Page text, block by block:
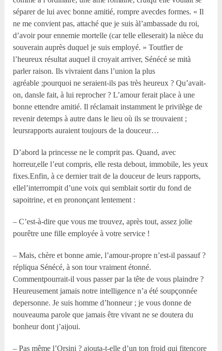
séparer de lui avec bonne amitié, rompre avecdes formes. « Il
ne me convient pas, attaché que je suis àl’ambassade du roi,
d’avoir pour ennemie mortelle (car telle elleserait) la nièce du
souverain auprès duquel je suis employé. » Toutfier de
l’heureux résultat auquel il croyait arriver, Sénécé se mità
parler raison. Ils vivraient dans l’union la plus
agréable ;pourquoi ne seraient-ils pas très heureux ? Qu’avait-
on, dansle fait, à lui reprocher ? L’amour ferait place à une
bonne ettendre amitié. Il réclamait instamment le privilège de
revenir detemps à autre dans le lieu où ils se trouvaient ;
leursrapports auraient toujours de la douceur…
D’abord la princesse ne le comprit pas. Quand, avec
horreur,elle l’eut compris, elle resta debout, immobile, les yeux
fixes.Enfin, à ce dernier trait de la douceur de leurs rapports,
ellel’interrompit d’une voix qui semblait sortir du fond de
sapoitrine, et en prononçant lentement :
– C’est-à-dire que vous me trouvez, après tout, assez jolie
pourêtre une fille employée à votre service !
– Mais, chère et bonne amie, l’amour-propre n’est-il passauf ?
répliqua Sénécé, à son tour vraiment étonné.
Commentpourrait-il vous passer par la tête de vous plaindre ?
Heureusement jamais notre intelligence n’a été soupçonnée
depersonne. Je suis homme d’honneur ; je vous donne de
nouveauma parole que jamais être vivant ne se doutera du
bonheur dont j’aijoui.
– Pas même l’Orsini ? ajouta-t-elle d’un ton froid qui fitencore